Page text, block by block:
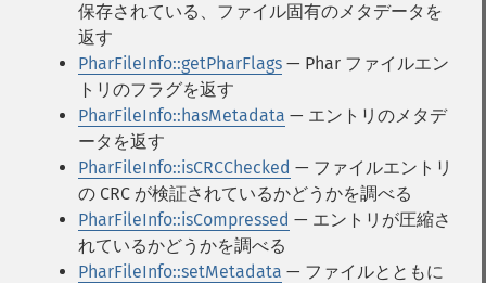
保存されている、ファイル固有のメタデータを
返す
PharFileInfo::getPharFlags — Phar ファイルエン
トリのフラグを返す
PharFileInfo::hasMetadata — エントリのメタデ
ータを返す
PharFileInfo::isCRCChecked — ファイルエントリ
の CRC が検証されているかどうかを調べる
PharFileInfo::isCompressed — エントリが圧縮さ
れているかどうかを調べる
PharFileInfo::setMetadata — ファイルとともに